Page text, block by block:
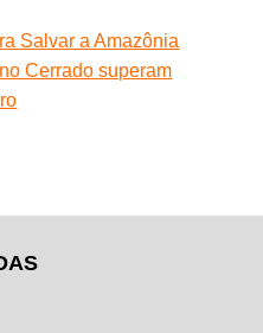
Salvar a Amazônia
Cerrado superam